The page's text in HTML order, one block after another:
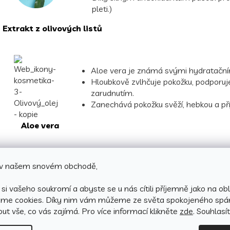
našem snovém obchodě,
vašeho soukromí a abyste se u nás cítili příjemně jako na
cookies. Díky nim vám můžeme ze světa spokojeného
vše, co vás zajímá. Pro více informací klikněte zde.
pleti.)
Extrakt z olivových listů
Aloe vera je známá svými
Hloubkově zvlhčuje pokožku,
zarudnutím.
Zanechává pokožku svěží, hebkou a
Aloe vera
Hydratuje a vyživuje:Díky obsahu olivového oleje,
hebká a pružná.
Zlepšuje vzhled pokožky:Dodává jí zdravý tón,
Bez parabenů, bez parafínového oleje, bez